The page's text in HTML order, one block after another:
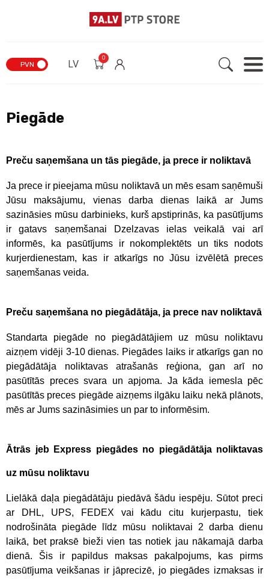
PVN LV
0
Piegāde
Preču saņemšana un tās piegāde, ja prece ir noliktavā
Ja prece ir pieejama mūsu noliktavā un mēs esam saņēmuši
Jūsu maksājumu, vienas darba dienas laikā ar Jums
sazināsies mūsu darbinieks, kurš apstiprinās, ka pasūtījums
ir gatavs saņemšanai Dzelzavas ielas veikalā vai arī
informēs, ka pasūtījums ir nokomplektēts un tiks nodots
kurjerdienestam, kas ir atkarīgs no Jūsu izvēlētā preces
saņemšanas veida.
Preču saņemšana no piegādātāja, ja prece nav noliktavā
Standarta piegāde no piegādātājiem uz mūsu noliktavu
aizņem vidēji 3-10 dienas. Piegādes laiks ir atkarīgs gan no
piegādātāja noliktavas atrašanās reģiona, gan arī no
pasūtītās preces svara un apjoma. Ja kāda iemesla pēc
pasūtītās preces piegāde aizņems ilgāku laiku nekā plānots,
mēs ar Jums sazināsimies un par to informēsim.
Ātrās jeb Express piegādes no piegādātāja noliktavas
uz mūsu noliktavu
Lielākā daļa piegādātāju piedāvā šādu iespēju. Sūtot preci
ar DHL, UPS, FEDEX vai kādu citu kurjerpastu, tiek
nodrošināta piegāde līdz mūsu noliktavai 2 darba dienu
laikā, bet praksē bieži vien tas notiek jau nākamajā darba
dienā. Šis ir papildus maksas pakalpojums, kas pirms
pasūtījuma veikšanas ir jāprecizē, jo piegādes izmaksas ir